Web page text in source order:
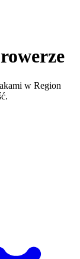
w Region